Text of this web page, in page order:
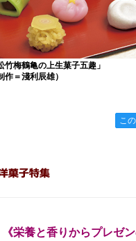
竹梅鶴亀の上生菓子五趣」
作＝淺利辰雄）
こ
栄養と香りからプレゼン